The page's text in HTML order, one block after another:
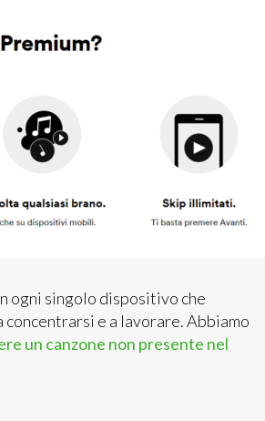
ogni singolo dispositivo che
concentrarsi e a lavorare. Abbiamo
un canzone non presente nel